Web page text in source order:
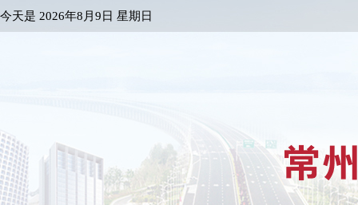
今天是 2026年8月9日 星期日